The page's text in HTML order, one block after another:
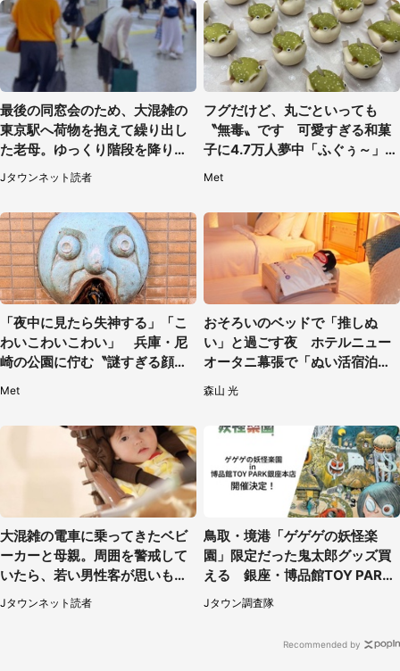
最後の同窓会のため、大混雑の
東京駅へ荷物を抱えて繰り出し
た老母。ゆっくり階段を降りて
たらスーツの男性が（東京都・
50代女性）
Jタウンネット読者
フグだけど、丸ごといっても
〝無毒〟です 可愛すぎる和菓
子に4.7万人夢中「ふぐぅ～」
Met
「夜中に見たら失神する」「こ
わいこわいこわい」 兵庫・尼
崎の公園に佇む〝謎すぎる顔〟
Met
おそろいのベッドで「推しぬ
い」と過ごす夜 ホテルニュー
オータニ幕張で「ぬい活宿泊プ
ラン」開始【8／8～3／31】
森山 光
大混雑の電車に乗ってきたベビ
ーカーと母親。周囲を警戒して
いたら、若い男性客が思いもよ
らぬ行動に（東京都・50代女
性）
Jタウンネット読者
鳥取・境港「ゲゲゲの妖怪楽
園」限定だった鬼太郎グッズ買
える 銀座・博品館TOY PARK
へ急げ【8／8～31】
Jタウン調査隊
Recommended by